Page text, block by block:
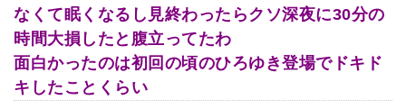
なくて眠くなるし見終わったらクソ深夜に30分の
時間大損したと腹立ってたわ
面白かったのは初回の頃のひろゆき登場でドキド
キしたことくらい